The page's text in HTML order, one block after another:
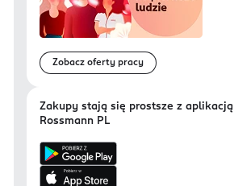
Zobacz oferty pracy
Zakupy stają się prostsze z aplikacją
Rossmann PL